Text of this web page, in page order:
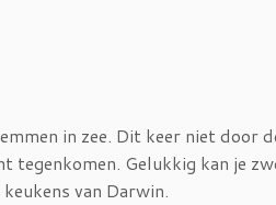
in zee. Dit keer niet door
Gelukkig kan je
van Darwin.